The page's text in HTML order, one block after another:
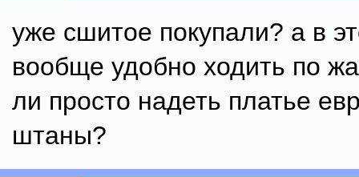
уже сшитое покупали? а в
вообще удобно ходить по
ли просто надеть платье
штаны?